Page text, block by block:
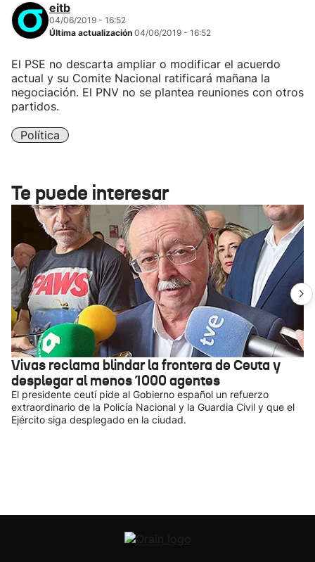
eitb
04/06/2019 - 16:52
Última actualización 04/06/2019 - 16:52
El PSE no descarta ampliar o modificar el acuerdo
actual y su Comite Nacional ratificará mañana la
negociación. El PNV no se plantea reuniones con otros
partidos.
Política
Te puede interesar
Vivas reclama blindar la frontera de Ceuta y
desplegar al menos 1000 agentes
El presidente ceutí pide al Gobierno español un refuerzo
extraordinario de la Policía Nacional y la Guardia Civil y que el
Ejército siga desplegado en la ciudad.